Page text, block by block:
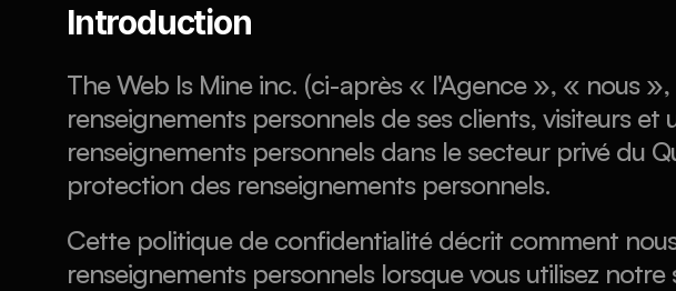
Introduction
The Web Is Mine inc. (ci-après « l'Agence », « nous
renseignements personnels de ses clients, visiteurs
renseignements personnels dans le secteur privé du
protection des renseignements personnels.
Cette politique de confidentialité décrit comment
renseignements personnels lorsque vous utilisez